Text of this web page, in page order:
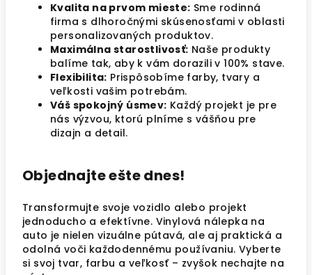
Kvalita na prvom mieste: Sme rodinná
firma s dlhoročnými skúsenosťami v oblasti
personalizovaných produktov.
Maximálna starostlivosť: Naše produkty
balíme tak, aby k vám dorazili v 100% stave.
Flexibilita: Prispôsobíme farby, tvary a
veľkosti vašim potrebám.
Váš spokojný úsmev: Každý projekt je pre
nás výzvou, ktorú plníme s vášňou pre
dizajn a detail.
Objednajte ešte dnes!
Transformujte svoje vozidlo alebo projekt
jednoducho a efektívne. Vinylová nálepka na
auto je nielen vizuálne pútavá, ale aj praktická a
odolná voči každodennému používaniu. Vyberte
si svoj tvar, farbu a veľkosť – zvyšok nechajte na